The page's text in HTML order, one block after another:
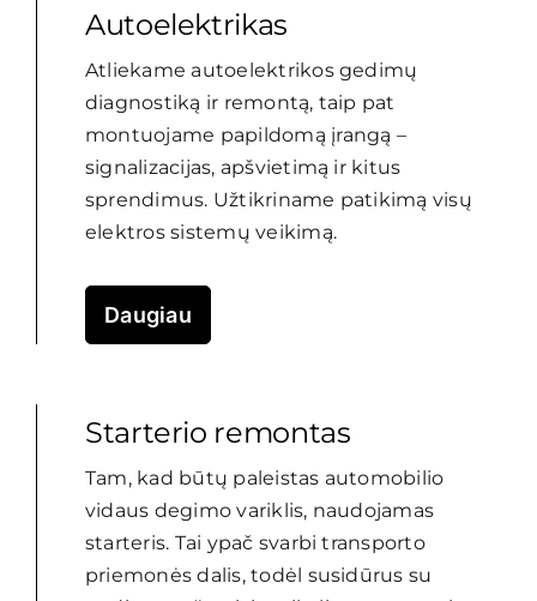
Autoelektrikas
Atliekame autoelektrikos gedimų
diagnostiką ir remontą, taip pat
montuojame papildomą įrangą –
signalizacijas, apšvietimą ir kitus
sprendimus. Užtikriname patikimą visų
elektros sistemų veikimą.
Daugiau
Starterio remontas
Tam, kad būtų paleistas automobilio
vidaus degimo variklis, naudojamas
starteris. Tai ypač svarbi transporto
priemonės dalis, todėl susidūrus su